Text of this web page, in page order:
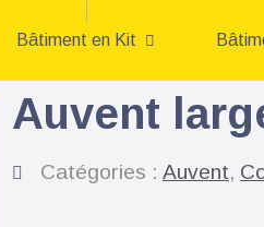
Bâtiment en Kit
Auvent
Catégories : Auvent,